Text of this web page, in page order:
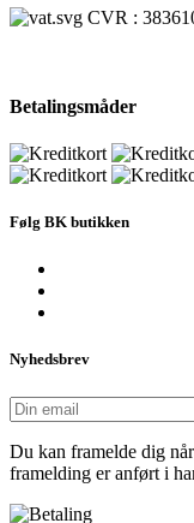
CVR :
Betalingsmåder
Følg BK butikken
Nyhedsbrev
Du kan framelde dig
framelding er anført i